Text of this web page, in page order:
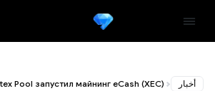
أخبار Pool запустил майнинг eCash (XEC)